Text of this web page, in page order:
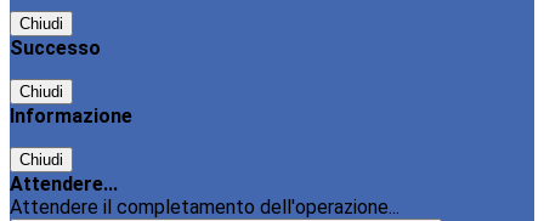
Chiudi
Successo
Chiudi
Informazione
Chiudi
Attendere...
Attendere il completamento dell'operazione...